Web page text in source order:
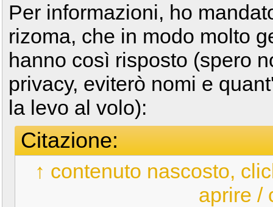
Per informazioni, ho
rizoma, che in modo molto
hanno così risposto (spero
privacy, eviterò nomi e
la levo al volo):
Citazione:
↑ contenuto nascosto,
aprire /